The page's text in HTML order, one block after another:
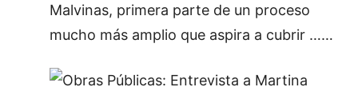
Malvinas, primera parte de un proceso
mucho más amplio que aspira a cubrir ……